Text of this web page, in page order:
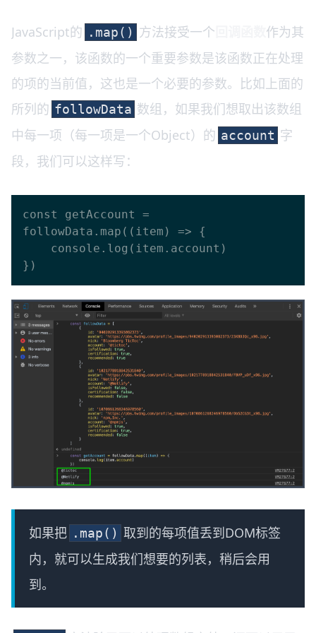
JavaScript的 .map() 方法接受一个
作为其
参数之一，该函数的一个重要参数是该函数正在处理
的项的当前值，这也是一个必要的参数。比如上面的
所列的 followData 数组，如果我们想取出该数组
中每一项（每一项是一个Object）的 account 字
段，我们可以这样写：
const getAccount =
followData.map((item) => {
如果把 .map() 取到的每项值丢到DOM标签
内，就可以生成我们想要的列表，稍后会用
到。